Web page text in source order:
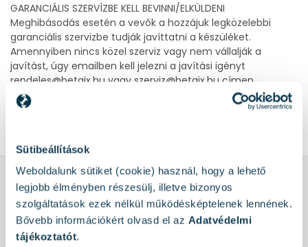
Sütibeállítások
Weboldalunk sütiket (cookie) használ, hogy a lehető
legjobb élményben részesülj, illetve bizonyos
szolgáltatások ezek nélkül működésképtelenek lennének.
Bővebb információkért olvasd el az Adatvédelmi
tájékoztatót.
GARANCIÁLIS SZERVÍZBE KELL BEVINNI/ELKÜLDENI
Meghibásodás esetén a vevők a hozzájuk legközelebbi
garanciális szervizbe tudják javíttatni a készüléket.
Amennyiben nincs közel szerviz vagy nem vállalják a
javítást, úgy emailben kell jelezni a javítási igényt
rendeles@betaix.hu vagy szerviz@betaix.hu címen.
Szervizlista:
https://www.betaix.hu/szervizlista.pdf
SZOLGÁLTATÁSOK
Hírlevél feliratkozás
Ingyenes Szállítás 30.000Ft felett*